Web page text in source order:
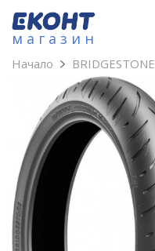
магазин
Начало